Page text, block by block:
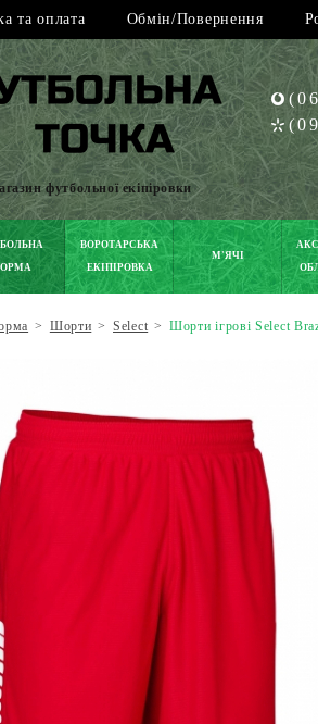
та оплата Обмін/Повернення
футбольної екіпіровки
ВОРОТАРСЬКА
ЕКІПІРОВКА
М'ЯЧІ
> Шорти > Select > Шорти ігрові Select